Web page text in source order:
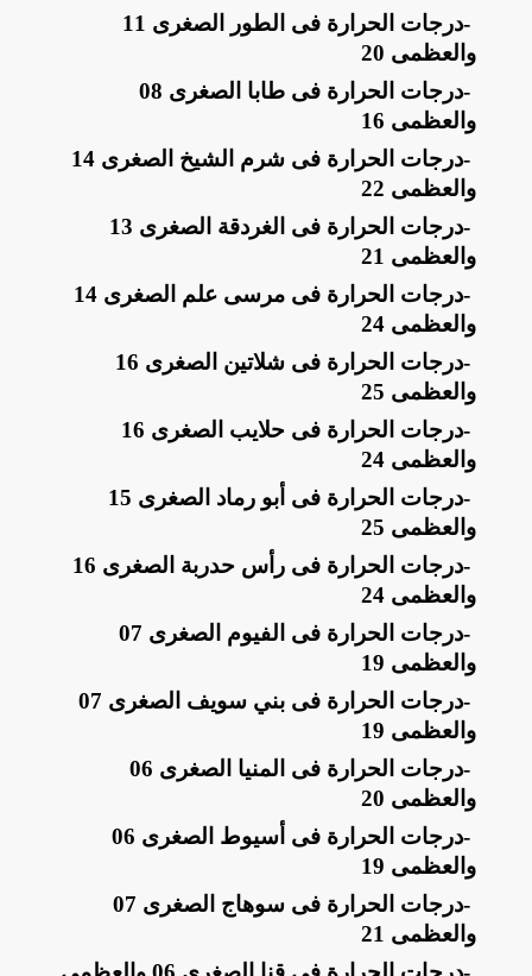
-
درجات الحرارة فى الطور الصغرى 11
والعظمى 20
-
درجات الحرارة فى طابا الصغرى 08
والعظمى 16
-
درجات الحرارة فى شرم الشيخ الصغرى 14
والعظمى 22
-
درجات الحرارة فى الغردقة الصغرى 13
والعظمى 21
-
درجات الحرارة فى مرسى علم الصغرى 14
والعظمى 24
-
درجات الحرارة فى شلاتين الصغرى 16
والعظمى 25
-
درجات الحرارة فى حلايب الصغرى 16
والعظمى 24
-
درجات الحرارة فى أبو رماد الصغرى 15
والعظمى 25
-
درجات الحرارة فى رأس حدربة الصغرى 16
والعظمى 24
-
درجات الحرارة فى الفيوم الصغرى 07
والعظمى 19
-
درجات الحرارة فى بني سويف الصغرى 07
والعظمى 19
-
درجات الحرارة فى المنيا الصغرى 06
والعظمى 20
-
درجات الحرارة فى أسيوط الصغرى 06
والعظمى 19
-
درجات الحرارة فى سوهاج الصغرى 07
والعظمى 21